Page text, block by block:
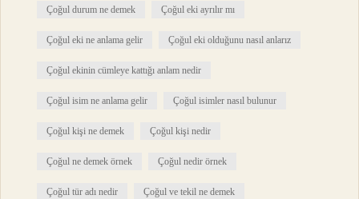
Çoğul durum ne demek Çoğul eki ayrılır mı
Çoğul eki ne anlama gelir Çoğul eki olduğunu nasıl anlarız
Çoğul ekinin cümleye kattığı anlam nedir
Çoğul isim ne anlama gelir Çoğul isimler nasıl bulunur
Çoğul kişi ne demek Çoğul kişi nedir
Çoğul ne demek örnek Çoğul nedir örnek
Çoğul tür adı nedir Çoğul ve tekil ne demek